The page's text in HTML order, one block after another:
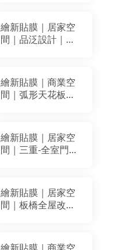
WP033(NW078)
繪新貼膜｜居家空
間｜品泛設計｜造
BC977
繪新貼膜｜商業空
間｜弧形天花板＋
膜｜ LG RP52 /
BODAQ RM008
繪新貼膜｜居家空
間｜三重-全室門框
BM005
繪新貼膜｜居家空
間｜板橋全屋改色-